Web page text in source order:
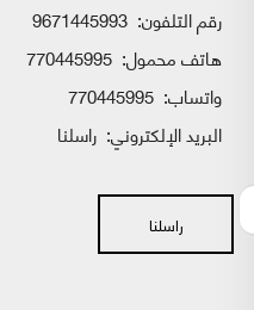
رقم التلفون: 9671445993
هاتف محمول: 770445995
واتساب:
البريد الإلكتروني: راسلنا
راسلنا